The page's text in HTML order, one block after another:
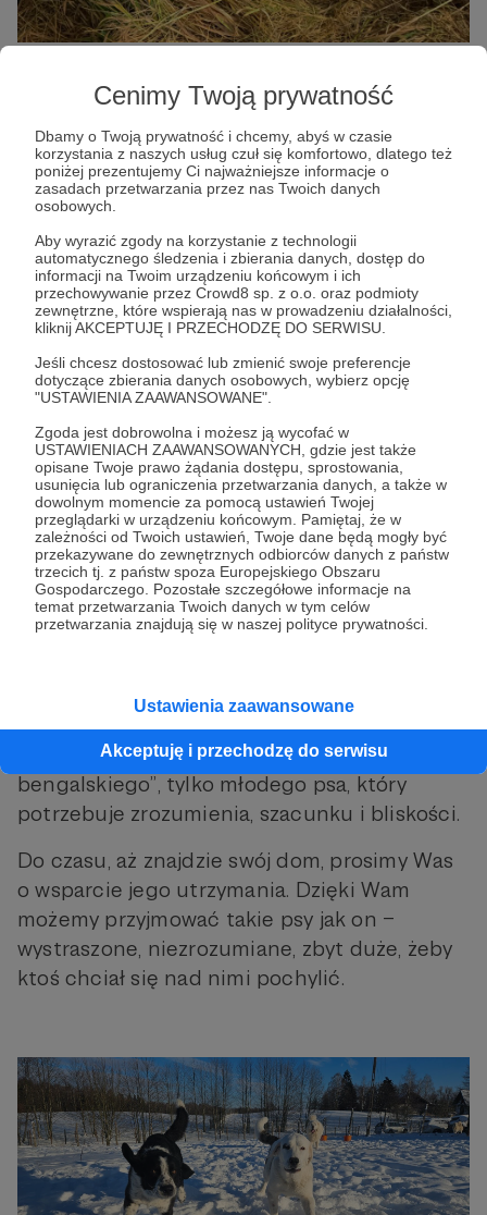
Cenimy Twoją prywatność
Dbamy o Twoją prywatność i chcemy, abyś w czasie
korzystania z naszych usług czuł się komfortowo, dlatego też
poniżej prezentujemy Ci najważniejsze informacje o
zasadach przetwarzania przez nas Twoich danych
osobowych.
Aby wyrazić zgody na korzystanie z technologii
automatycznego śledzenia i zbierania danych, dostęp do
informacji na Twoim urządzeniu końcowym i ich
przechowywanie przez Crowd8 sp. z o.o. oraz podmioty
zewnętrzne, które wspierają nas w prowadzeniu działalności,
kliknij AKCEPTUJĘ I PRZECHODZĘ DO SERWISU.
Jeśli chcesz dostosować lub zmienić swoje preferencje
dotyczące zbierania danych osobowych, wybierz opcję
"USTAWIENIA ZAAWANSOWANE".
Zgoda jest dobrowolna i możesz ją wycofać w
USTAWIENIACH ZAAWANSOWANYCH, gdzie jest także
opisane Twoje prawo żądania dostępu, sprostowania,
usunięcia lub ograniczenia przetwarzania danych, a także w
dowolnym momencie za pomocą ustawień Twojej
przeglądarki w urządzeniu końcowym. Pamiętaj, że w
zależności od Twoich ustawień, Twoje dane będą mogły być
przekazywane do zewnętrznych odbiorców danych z państw
trzecich tj. z państw spoza Europejskiego Obszaru
Gospodarczego. Pozostałe szczegółowe informacje na
temat przetwarzania Twoich danych w tym celów
przetwarzania znajdują się w naszej polityce prywatności.
Ustawienia zaawansowane
Akceptuję i przechodzę do serwisu
Jedzenie dla takiego psa, suplementacja,
badania krwi, szczepienia, zabezpieczenie
przeciw pasożytom, solidne legowisko – to
wszystko generuje realne koszty. Przyjmując
Rema, wzięliśmy za niego odpowiedzialność.
Teraz chcemy dać mu czas, żeby spokojnie
poczekał na najlepszy dom.
Rem jest do adopcji. Szukamy dla niego ludzi,
którzy nie będą widzieli w nim „tygrysa
bengalskiego”, tylko młodego psa, który
potrzebuje zrozumienia, szacunku i bliskości.
Do czasu, aż znajdzie swój dom, prosimy Was
o wsparcie jego utrzymania. Dzięki Wam
możemy przyjmować takie psy jak on –
wystraszone, niezrozumiane, zbyt duże, żeby
ktoś chciał się nad nimi pochylić.